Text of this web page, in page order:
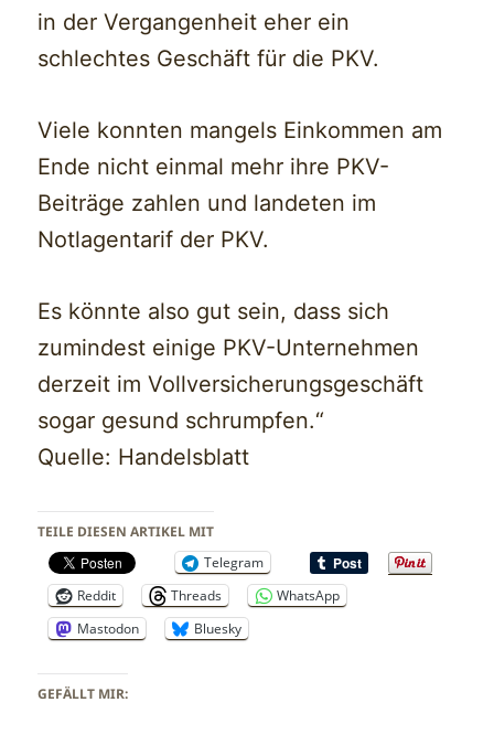
in der Vergangenheit eher ein
schlechtes Geschäft für die PKV.
Viele konnten mangels Einkommen am
Ende nicht einmal mehr ihre PKV-
Beiträge zahlen und landeten im
Notlagentarif der PKV.
Es könnte also gut sein, dass sich
zumindest einige PKV-Unternehmen
derzeit im Vollversicherungsgeschäft
sogar gesund schrumpfen.“
Quelle: Handelsblatt
TEILE DIESEN ARTIKEL MIT
Telegram
Reddit
Threads
WhatsApp
Mastodon
Bluesky
GEFÄLLT MIR: